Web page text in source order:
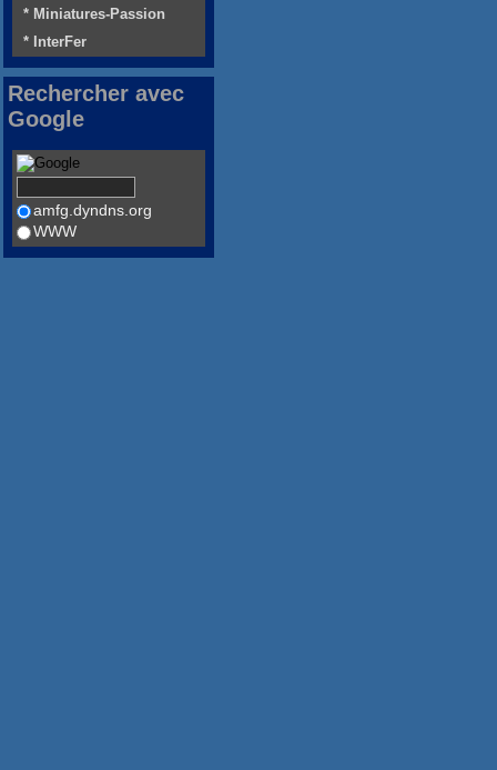
* Miniatures-Passion
* InterFer
Rechercher avec
Google
amfg.dyndns.org
WWW